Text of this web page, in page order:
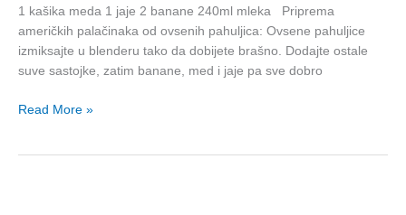
1 kašika meda 1 jaje 2 banane 240ml mleka Priprema
američkih palačinaka od ovsenih pahuljica: Ovsene pahuljice
izmiksajte u blenderu tako da dobijete brašno. Dodajte ostale
suve sastojke, zatim banane, med i jaje pa sve dobro
Read More »